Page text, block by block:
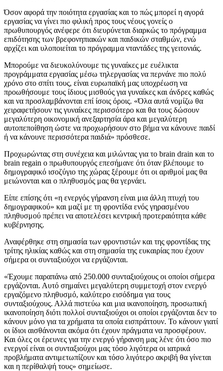
Όσον αφορά την ποιότητα εργασίας και το πώς μπορεί η αγορά
εργασίας να γίνει πιο φιλική προς τους νέους γονείς ο
πρωθυπουργός ανέφερε ότι διευρύνεται διαρκώς το πρόγραμμα
επιδότησης των βρεφονηπιακών και παιδικών σταθμών, ενώ
αρχίζει και υλοποιείται το πρόγραμμα νταντάδες της γειτονιάς.
Μπορούμε να διευκολύνουμε τις γυναίκες με ευέλικτα
προγράμματα εργασίας μέσω τηλεργασίας να περνάνε πιο πολύ
χρόνο στο σπίτι τους, είναι ευρωπαϊκή μας υποχρέωση να
προωθήσουμε τους ίδιους μισθούς για γυναίκες και άνδρες καθώς
και να προσλαμβάνονται επί ίσοις όροις. «Όλα αυτά νομίζω θα
χειραφετήσουν τις γυναίκες περισσότερο και θα τους δώσουν
μεγαλύτερη οικονομική ανεξαρτησία άρα και μεγαλύτερη
αυτοπεποίθηση ώστε να προχωρήσουν στο βήμα να κάνουνε παιδί
ή να κάνουνε περισσότερα παιδιά» πρόσθεσε.
Προχωρώντας στη συνέχεια και μιλώντας για το brain drain και το
brain regain ο πρωθυπουργός επεσήμανε ότι όταν βλέπουμε το
δημογραφικό ισοζύγιο της χώρας ξέρουμε ότι οι αριθμοί μας θα
μειώνονται και ο πληθυσμός μας θα γερνάει.
Είπε επίσης ότι «η ενεργός γήρανση είναι μια άλλη πτυχή του
δημογραφικού» και μαζί με τη φροντίδα ενός γηρασμένου
πληθυσμού πρέπει να αποτελέσει κεντρική προτεραιότητα κάθε
κυβέρνησης.
Αναφέρθηκε στη σημασία των φροντιστών και της φροντίδας της
τρίτης ηλικίας καθώς και στη σημασία της ευκαιρίας που έχουν
σήμερα οι συνταξιούχοι να εργάζονται.
«Έχουμε παραπάνω από 250.000 συνταξιούχους οι οποίοι σήμερα
εργάζονται. Αυτό σημαίνει μεγαλύτερη συμμετοχή στον ενεργό
εργαζόμενο πληθυσμό, καλύτερο εισόδημα για τους
συνταξιούχους. Αλλά πιστεύω και μια ικανοποίηση, προσωπική
ικανοποίηση διότι πολλοί συνταξιούχοι οι οποίοι εργάζονται δεν το
κάνουν μόνο για τα χρήματα τα οποία εισπράττουν. Το κάνουν γιατί
οι ίδιοι αισθάνονται ακόμα ότι έχουν πράγματα να προσφέρουν.
Και όλες οι έρευνες για την ενεργό γήρανση μας λένε ότι όσο πιο
ενεργοί είναι οι συνταξιούχοι μας τόσο λιγότερα οι ιατρικά
προβλήματα αντιμετωπίζουν και τόσο λιγότερο ακριβή θα γίνεται
και η περίθαλψή τους» σημείωσε.